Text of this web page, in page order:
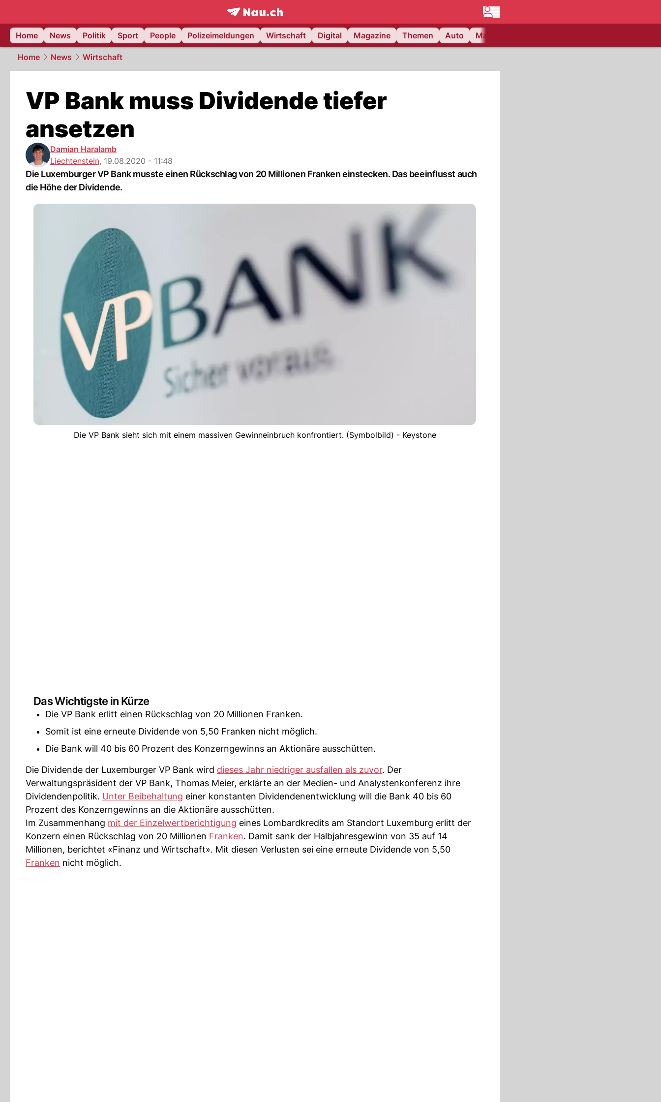
frontpage.NAU.ch
Home
News Politik Sport People Polizeimeldungen Wirtschaft Digital Magazine Themen Auto Matchcenter
Home News Wirtschaft
VP Bank muss Dividende tiefer
ansetzen
Damian Haralamb
Liechtenstein, 19.08.2020 - 11:48
Die Luxemburger VP Bank musste einen Rückschlag von 20 Millionen Franken einstecken. Das beeinflusst auch
die Höhe der Dividende.
Die VP Bank sieht sich mit einem massiven Gewinneinbruch konfrontiert. (Symbolbild) - Keystone
Das Wichtigste in Kürze
Die VP Bank erlitt einen Rückschlag von 20 Millionen Franken.
Somit ist eine erneute Dividende von 5,50 Franken nicht möglich.
Die Bank will 40 bis 60 Prozent des Konzerngewinns an Aktionäre ausschütten.
Die Dividende der Luxemburger VP Bank wird dieses Jahr niedriger ausfallen als zuvor. Der
Verwaltungspräsident der VP Bank, Thomas Meier, erklärte an der Medien- und Analystenkonferenz ihre
Dividendenpolitik. Unter Beibehaltung einer konstanten Dividendenentwicklung will die Bank 40 bis 60
Prozent des Konzerngewinns an die Aktionäre ausschütten.
Im Zusammenhang mit der Einzelwertberichtigung eines Lombardkredits am Standort Luxemburg erlitt der
Konzern einen Rückschlag von 20 Millionen Franken. Damit sank der Halbjahresgewinn von 35 auf 14
Millionen, berichtet «Finanz und Wirtschaft». Mit diesen Verlusten sei eine erneute Dividende von 5,50
Franken nicht möglich.